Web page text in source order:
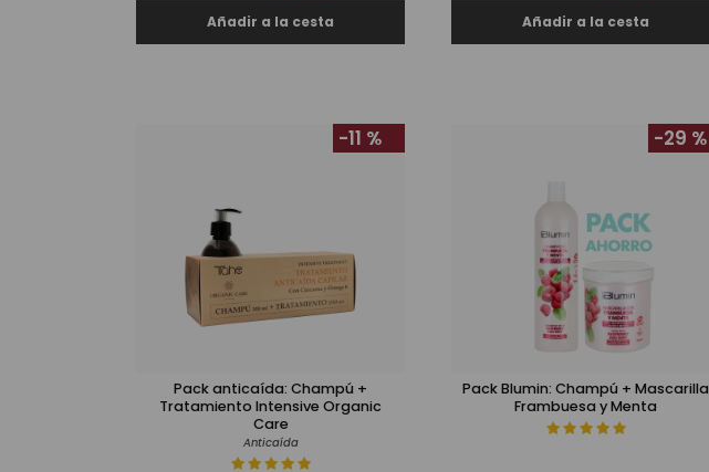
Pack anticaída: Champú +
Tratamiento Intensive Organic
Care
Anticaída
-11 %
Pack Blumin: Champú + Mascarilla
Frambuesa y Menta
-29 %